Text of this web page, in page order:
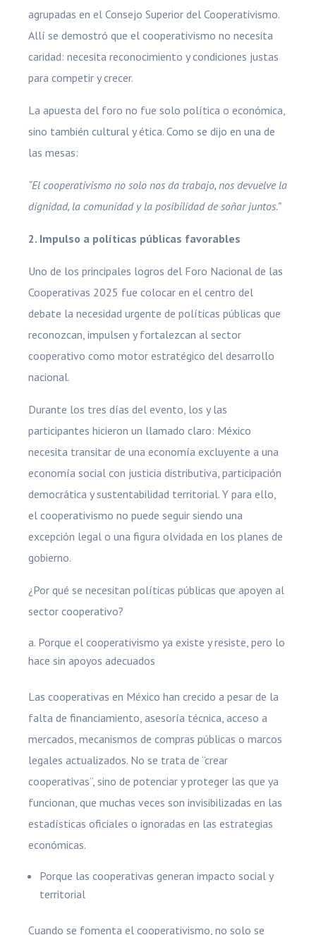
agrupadas en el Consejo Superior del Cooperativismo.
Allí se demostró que el cooperativismo no necesita
caridad: necesita reconocimiento y condiciones justas
para competir y crecer.
La apuesta del foro no fue solo política o económica,
sino también cultural y ética. Como se dijo en una de
las mesas:
“El cooperativismo no solo nos da trabajo, nos devuelve la
dignidad, la comunidad y la posibilidad de soñar juntos.”
2. Impulso a políticas públicas favorables
Uno de los principales logros del Foro Nacional de las
Cooperativas 2025 fue colocar en el centro del
debate la necesidad urgente de políticas públicas que
reconozcan, impulsen y fortalezcan al sector
cooperativo como motor estratégico del desarrollo
nacional.
Durante los tres días del evento, los y las
participantes hicieron un llamado claro: México
necesita transitar de una economía excluyente a una
economía social con justicia distributiva, participación
democrática y sustentabilidad territorial. Y para ello,
el cooperativismo no puede seguir siendo una
excepción legal o una figura olvidada en los planes de
gobierno.
¿Por qué se necesitan políticas públicas que apoyen al
sector cooperativo?
Porque el cooperativismo ya existe y resiste, pero lo
hace sin apoyos adecuados
Las cooperativas en México han crecido a pesar de la
falta de financiamiento, asesoría técnica, acceso a
mercados, mecanismos de compras públicas o marcos
legales actualizados. No se trata de “crear
cooperativas”, sino de potenciar y proteger las que ya
funcionan, que muchas veces son invisibilizadas en las
estadísticas oficiales o ignoradas en las estrategias
económicas.
Porque las cooperativas generan impacto social y
territorial
Cuando se fomenta el cooperativismo, no solo se